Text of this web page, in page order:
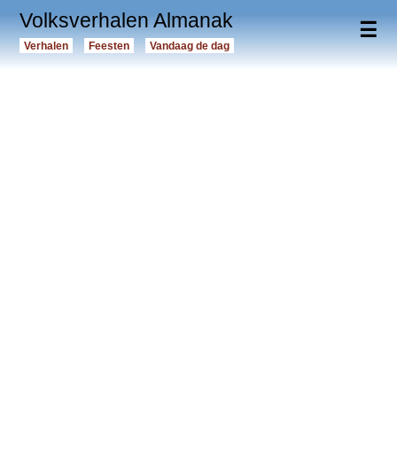
☰
Volksverhalen Almanak
Verhalen Feesten Vandaag de dag